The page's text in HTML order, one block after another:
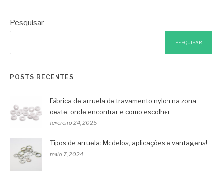
Pesquisar
PESQUISAR
POSTS RECENTES
Fábrica de arruela de travamento nylon na zona
oeste: onde encontrar e como escolher
fevereiro 24, 2025
Tipos de arruela: Modelos, aplicações e vantagens!
maio 7, 2024